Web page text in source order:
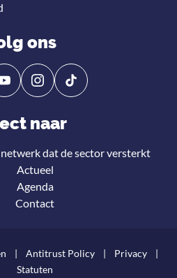
ons
naar
dat de sector versterkt
Actueel
Agenda
Contact
Antitrust Policy
Privacy
Statuten